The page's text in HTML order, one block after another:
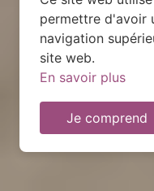
permettre d'avoir
navigation
site web.
En savoir plus
Je comprend